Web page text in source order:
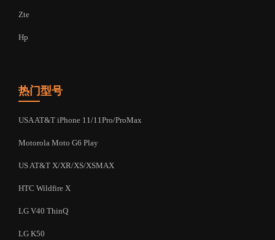
Zte
Hp
热门型号
USA AT&T iPhone 11/11Pro/ProMax
Motorola Moto G6 Play
US AT&T X/XR/XS/XSMAX
HTC Wildfire X
LG V40 ThinQ
LG K50